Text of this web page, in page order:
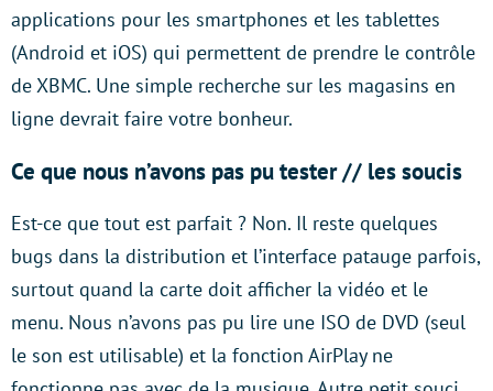
applications pour les smartphones et les tablettes
(Android et iOS) qui permettent de prendre le contrôle
de XBMC. Une simple recherche sur les magasins en
ligne devrait faire votre bonheur.
Ce que nous n’avons pas pu tester // les soucis
Est-ce que tout est parfait ? Non. Il reste quelques
bugs dans la distribution et l’interface patauge parfois,
surtout quand la carte doit afficher la vidéo et le
menu. Nous n’avons pas pu lire une ISO de DVD (seul
le son est utilisable) et la fonction AirPlay ne